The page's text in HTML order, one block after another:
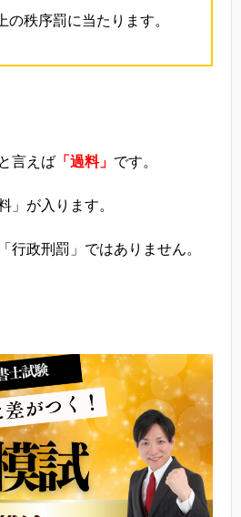
の秩序罰に当たります。
と言えば 「過料」 です。
」が入ります。
行政刑罰」ではありません。